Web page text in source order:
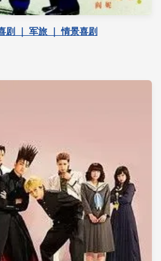
剧 ｜ 军旅 ｜ 情景喜剧